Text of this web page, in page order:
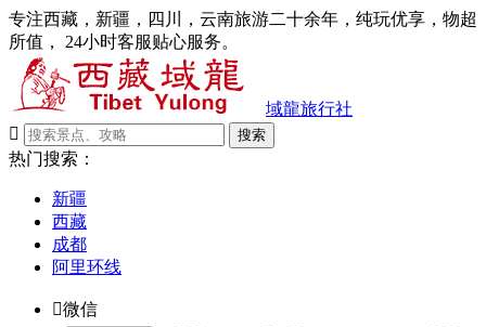
专注西藏，新疆，四川，云南旅游二十余年，纯玩优享，物超
所值， 24小时客服贴心服务。
域龍旅行社

搜索
热门搜索：
新疆
西藏
成都
阿里环线
微信